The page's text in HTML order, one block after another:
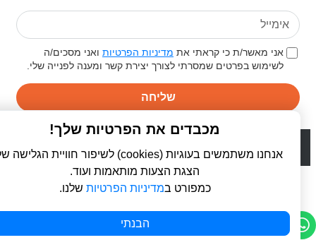
אני מאשר/ת כי קראתי אתמדיניות הפרטיותואני מסכים/ה
לשימוש בפרטים שמסרתי לצורך יצירת קשר ומענה לפנייה שלי.
שליחה
WebDigital | וובדיגיטל - עיצוב ובניית אתרים
מכבדים את הפרטיות שלך!
אנחנו משתמשים בעוגיות (cookies) לשיפור חוויית הגלישה שלך,
הצגת הצעות מותאמות ועוד.
כמפורט במדיניות הפרטיותשלנו.
הבנתי